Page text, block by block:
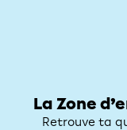
La Zone
Retrouve ta